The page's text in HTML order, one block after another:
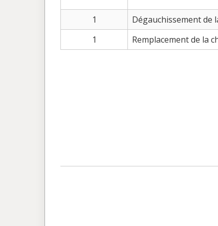
1 Dégauchissement de
1
Remplacement de la